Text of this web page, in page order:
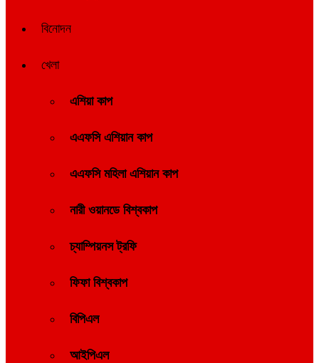
বিনোদন
খেলা
এশিয়া কাপ
এএফসি এশিয়ান কাপ
এএফসি মহিলা এশিয়ান কাপ
নারী ওয়ানডে বিশ্বকাপ
চ্যাম্পিয়নস ট্রফি
ফিফা বিশ্বকাপ
বিপিএল
আইপিএল